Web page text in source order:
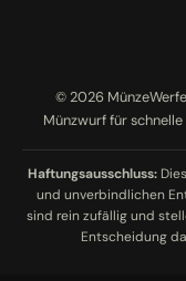
©2026
Münzwurf für
Haftungsausschluss:
und unverbindlichen
sind rein zufällig und
Entscheidung